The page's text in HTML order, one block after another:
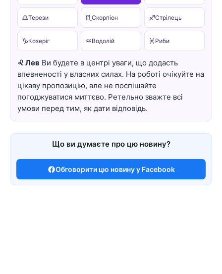
♎Терези ♏Скорпіон ♐Стрілець
♑Козеріг ♒Водолій ♓ Риби
♌ Лев Ви будете в центрі уваги, що додасть
впевненості у власних силах. На роботі очікуйте на
цікаву пропозицію, але не поспішайте
погоджуватися миттєво. Ретельно зважте всі
умови перед тим, як дати відповідь.
Що ви думаєте про цю новину?
Обговорити цю новину у Facebook